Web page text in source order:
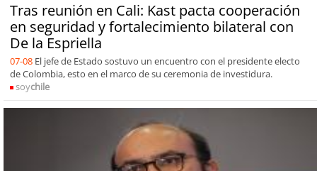
Tras reunión en Cali: Kast pacta cooperación
en seguridad y fortalecimiento bilateral con
De la Espriella
07-08 El jefe de Estado sostuvo un encuentro con el presidente electo
de Colombia, esto en el marco de su ceremonia de investidura.
soychile